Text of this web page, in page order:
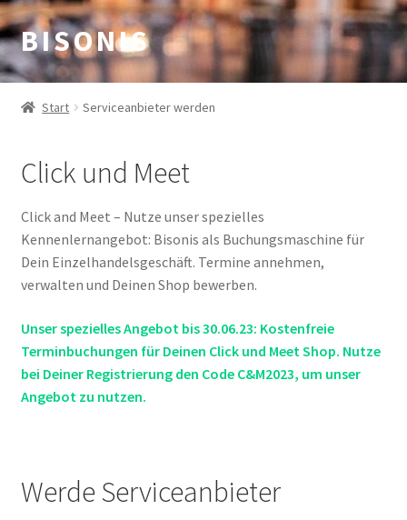
Zur
Navigation
springen
Zum
Inhalt
springen
B I S O N I S
Start Serviceanbieter werden
Click und Meet
Click and Meet – Nutze unser spezielles
Kennenlernangebot: Bisonis als Buchungsmaschine für
Dein Einzelhandelsgeschäft. Termine annehmen,
verwalten und Deinen Shop bewerben.
Unser spezielles Angebot bis 30.06.23: Kostenfreie
Terminbuchungen für Deinen Click und Meet Shop. Nutze
bei Deiner Registrierung den Code C&M2023, um unser
Angebot zu nutzen.
Werde Serviceanbieter